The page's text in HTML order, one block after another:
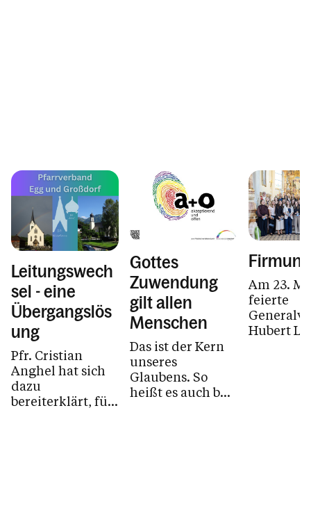
Leitungswech
sel - eine
Übergangslös
ung
Pfr. Cristian
Anghel hat sich
dazu
bereiterklärt, für
Gottes
Zuwendung
gilt allen
Menschen
Das ist der Kern
unseres
Glaubens. So
heißt es auch bei
Am 23.
feierte
Hubert